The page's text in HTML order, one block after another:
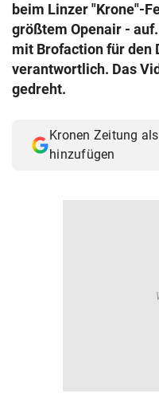
search
Suchbegriff
eingeben
© Krone Multimedia GmbH
Muthgasse 2, 1190 Wien
beim Linzer "Krone"-
größtem Openair -
mit Brofaction für den
verantwortlich. Das
gedreht.
Kronen Zeitung
hinzufügen